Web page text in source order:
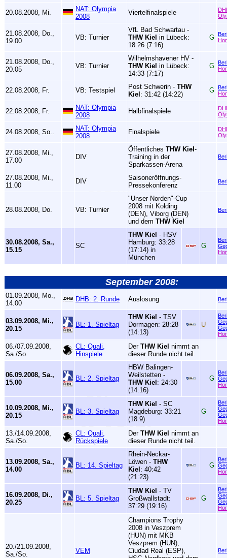
20.08.2008, Mi.
NAT: Olympia
2008
Viertelfinalspiele
21.08.2008, Do.,
19.00
VB: Turnier
VfL Bad Schwartau -
THW Kiel in Lübeck:
18:26 (7:16)
G
21.08.2008, Do.,
20.05
VB: Turnier
Wilhelmshavener HV -
THW Kiel in Lübeck:
14:33 (7:17)
G
22.08.2008, Fr. VB: Testspiel Post Schwerin - THW
Kiel : 31:42 (14:22)
G
22.08.2008, Fr.
NAT: Olympia
2008
Halbfinalspiele
24.08.2008, So..
NAT: Olympia
2008
Finalspiele
27.08.2008, Mi.,
17.00
DIV
Öffentliches THW Kiel -
Training in der
Sparkassen-Arena
27.08.2008, Mi.,
11.00
DIV
Saisoneröffnungs-
Pressekonferenz
28.08.2008, Do. VB: Turnier
"Unser Norden"-Cup
2008 mit Kolding
(DEN), Viborg (DEN)
und dem THW Kiel
30.08.2008, Sa.,
15.15
SC
THW Kiel - HSV
Hamburg: 33:28
(17:14) in
München
G
September 2008:
01.09.2008, Mo.,
14.00
DHB: 2. Runde Auslosung
03.09.2008, Mi.,
20.15
BL: 1. Spieltag
THW Kiel - TSV
Dormagen: 28:28
(14:13)
U
06./07.09.2008,
Sa./So.
CL: Quali,
Hinspiele
Der THW Kiel nimmt an
dieser Runde nicht teil.
06.09.2008, Sa.,
15.00
BL: 2. Spieltag
HBW Balingen-
Weilstetten -
THW Kiel : 24:30
(14:16)
G
10.09.2008, Mi.,
20.15
BL: 3. Spieltag
THW Kiel - SC
Magdeburg: 33:21
(18:9)
G
13./14.09.2008,
Sa./So.
CL: Quali,
Rückspiele
Der THW Kiel nimmt an
dieser Runde nicht teil.
13.09.2008, Sa.,
14.00
BL: 14. Spieltag
Rhein-Neckar-
Löwen - THW
Kiel : 40:42
(21:23)
G
16.09.2008, Di.,
20.25
BL: 5. Spieltag
THW Kiel - TV
Großwallstadt:
37:29 (19:16)
G
20./21.09.2008,
Sa./So.
VEM
Champions Trophy
2008 in Veszprem
(HUN) mit MKB
Veszprem (HUN),
Ciudad Real (ESP),